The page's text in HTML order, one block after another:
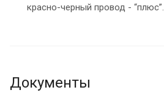
красно-черный провод - “плюс”.
Документы